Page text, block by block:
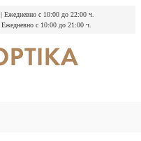
| Ежедневно с 10:00 до 22:00 ч.
Ежедневно с 10:00 до 21:00 ч.